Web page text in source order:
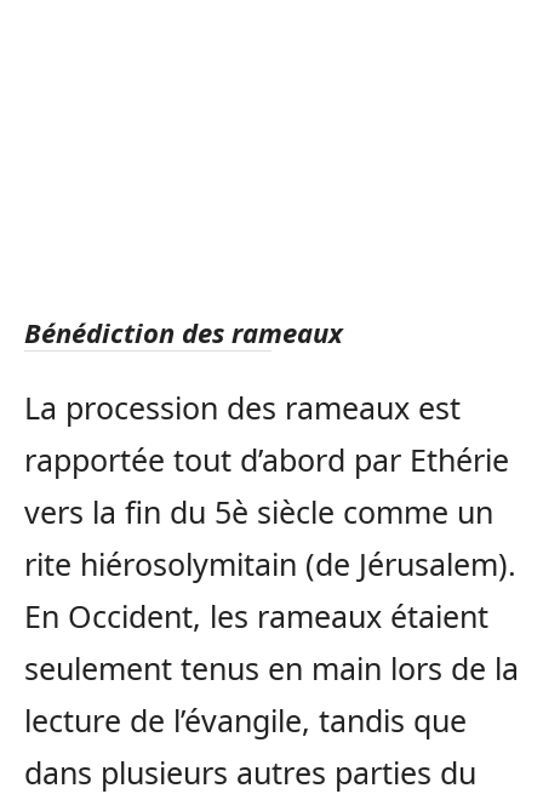
Bénédiction des rameaux
La procession des rameaux est
rapportée tout d’abord par Ethérie
vers la fin du 5è siècle comme un
rite hiérosolymitain (de Jérusalem).
En Occident, les rameaux étaient
seulement tenus en main lors de la
lecture de l’évangile, tandis que
dans plusieurs autres parties du